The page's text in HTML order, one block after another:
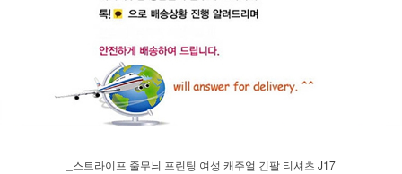
_스트라이프 줄무늬 프린팅 여성 캐주얼 긴팔 티셔츠 J17